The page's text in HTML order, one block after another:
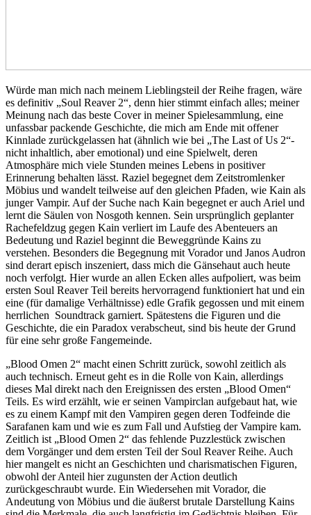
Würde man mich nach meinem Lieblingsteil der Reihe fragen, wäre
es definitiv „Soul Reaver 2“, denn hier stimmt einfach alles; meiner
Meinung nach das beste Cover in meiner Spielesammlung, eine
unfassbar packende Geschichte, die mich am Ende mit offener
Kinnlade zurückgelassen hat (ähnlich wie bei „The Last of Us 2“-
nicht inhaltlich, aber emotional) und eine Spielwelt, deren
Atmosphäre mich viele Stunden meines Lebens in positiver
Erinnerung behalten lässt. Raziel begegnet dem Zeitstromlenker
Möbius und wandelt teilweise auf den gleichen Pfaden, wie Kain als
junger Vampir. Auf der Suche nach Kain begegnet er auch Ariel und
lernt die Säulen von Nosgoth kennen. Sein ursprünglich geplanter
Rachefeldzug gegen Kain verliert im Laufe des Abenteuers an
Bedeutung und Raziel beginnt die Beweggründe Kains zu
verstehen. Besonders die Begegnung mit Vorador und Janos Audron
sind derart episch inszeniert, dass mich die Gänsehaut auch heute
noch verfolgt. Hier wurde an allen Ecken alles aufpoliert, was beim
ersten Soul Reaver Teil bereits hervorragend funktioniert hat und ein
eine (für damalige Verhältnisse) edle Grafik gegossen und mit einem
herrlichen Soundtrack garniert. Spätestens die Figuren und die
Geschichte, die ein Paradox verabscheut, sind bis heute der Grund
für eine sehr große Fangemeinde.
„Blood Omen 2“ macht einen Schritt zurück, sowohl zeitlich als
auch technisch. Erneut geht es in die Rolle von Kain, allerdings
dieses Mal direkt nach den Ereignissen des ersten „Blood Omen“
Teils. Es wird erzählt, wie er seinen Vampirclan aufgebaut hat, wie
es zu einem Kampf mit den Vampiren gegen deren Todfeinde die
Sarafanen kam und wie es zum Fall und Aufstieg der Vampire kam.
Zeitlich ist „Blood Omen 2“ das fehlende Puzzlestück zwischen
dem Vorgänger und dem ersten Teil der Soul Reaver Reihe. Auch
hier mangelt es nicht an Geschichten und charismatischen Figuren,
obwohl der Anteil hier zugunsten der Action deutlich
zurückgeschraubt wurde. Ein Wiedersehen mit Vorador, die
Andeutung von Möbius und die äußerst brutale Darstellung Kains